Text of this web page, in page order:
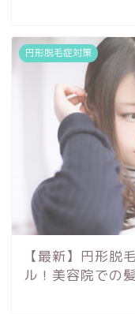
円形脱毛症対策
【最新】円形脱
ル！美容院での